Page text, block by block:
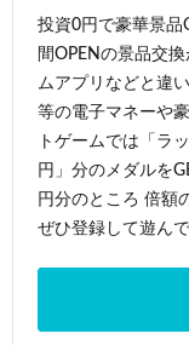
投資0円で豪華景品
間OPENの景品交
ムアプリなどと違
等の電子マネーや
トゲームでは「ラ
円」分のメダルを
円分のところ 倍額
ぜひ登録して遊ん